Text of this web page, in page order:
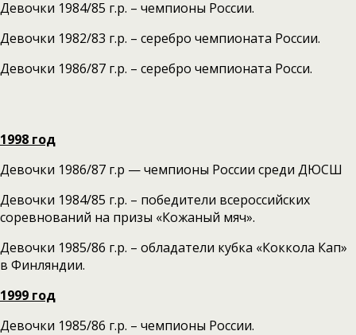
Девочки 1984/85 г.р. – чемпионы России.
Девочки 1982/83 г.р. – серебро чемпионата России.
Девочки 1986/87 г.р. – серебро чемпионата Росси.
1998 год
Девочки 1986/87 г.р — чемпионы России среди ДЮСШ
Девочки 1984/85 г.р. – победители всероссийских
соревнований на призы «Кожаный мяч».
Девочки 1985/86 г.р. – обладатели кубка «Коккола Кап»
в Финляндии.
1999 год
Девочки 1985/86 г.р. – чемпионы России.